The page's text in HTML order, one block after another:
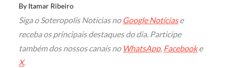
By Itamar Ribeiro
Siga o Soteropolis Noticias no Google Notíciase
receba os principais destaques do dia. Participe
também dos nossos canais no WhatsApp, Facebooke
X.